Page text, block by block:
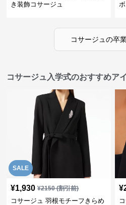
き装飾コサージュ
コサージュ の卒
コサージュ入学式のおすすめア
SALE
¥1,930 ¥2150(割引前)
コサージュ 羽根モチーフきらめ
¥